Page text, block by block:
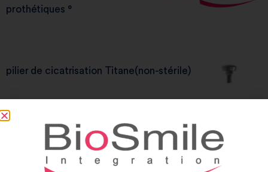
prothétiques °
pilier de cicatrisation Titane(non-stérile)
Vis prothétique Standard et ASC Titane